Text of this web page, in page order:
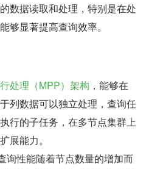
数据读取和处理，特别是在处
够显著提高查询效率。
处理（MPP）架构 ，能够在
列数据可以独立处理，查询任
行的子任务，在多节点集群上
展能力。
询性能随着节点数量的增加而